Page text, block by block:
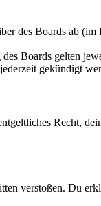
des Boards ab
Boards gelten
gekündigt
Recht,
verstoßen. Du